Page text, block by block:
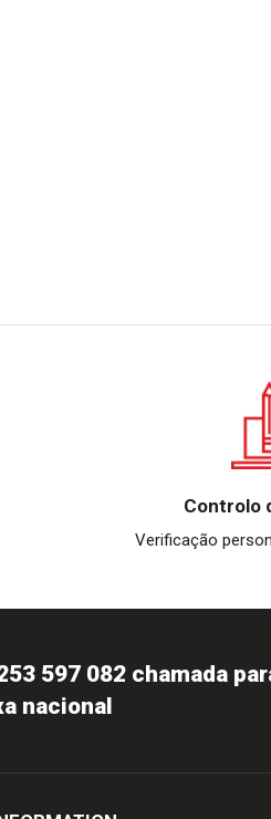
Controlo
Verificação
597 082 chamada
nacional